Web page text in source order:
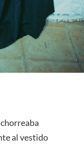
al vestido